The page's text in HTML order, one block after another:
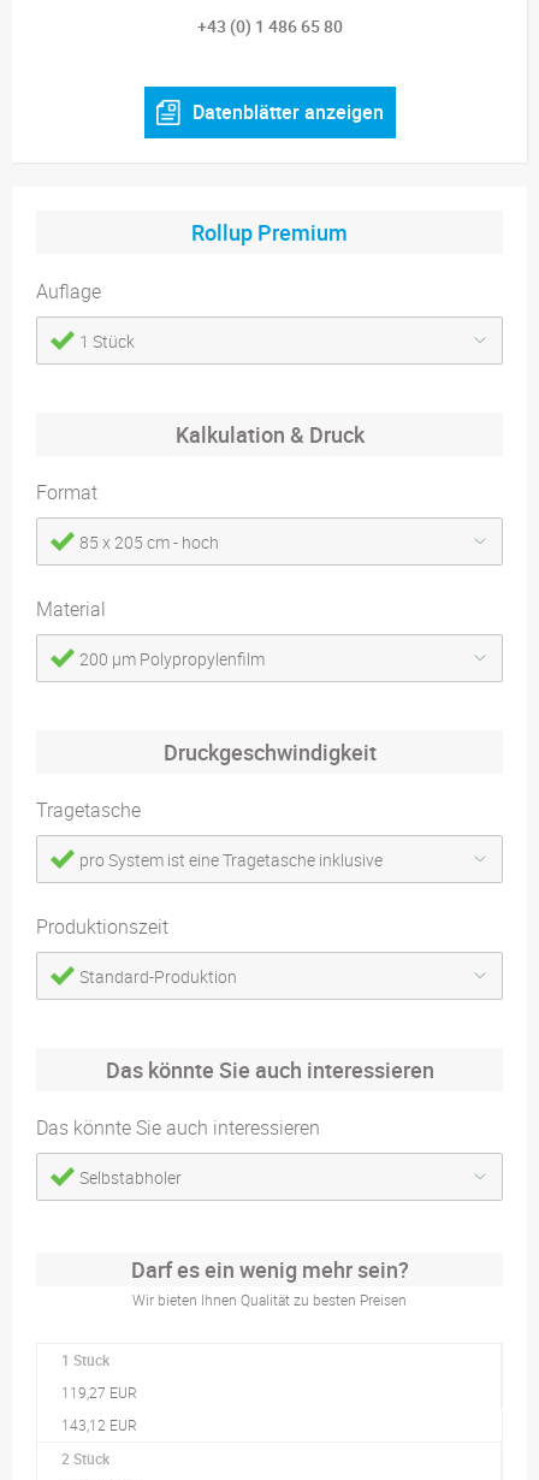
+43 (0) 1 486 65 80
Datenblätter anzeigen
Rollup Premium
Auflage
1 Stück
Kalkulation & Druck
Format
85 x 205 cm - hoch
Material
200 µm Polypropylenfilm
Druckgeschwindigkeit
Tragetasche
pro System ist eine Tragetasche inklusive
Produktionszeit
Standard-Produktion
Das könnte Sie auch interessieren
Das könnte Sie auch interessieren
Selbstabholer
Darf es ein wenig mehr sein?
Wir bieten Ihnen Qualität zu besten Preisen
1 Stück
119,27 EUR
143,12 EUR
2 Stück